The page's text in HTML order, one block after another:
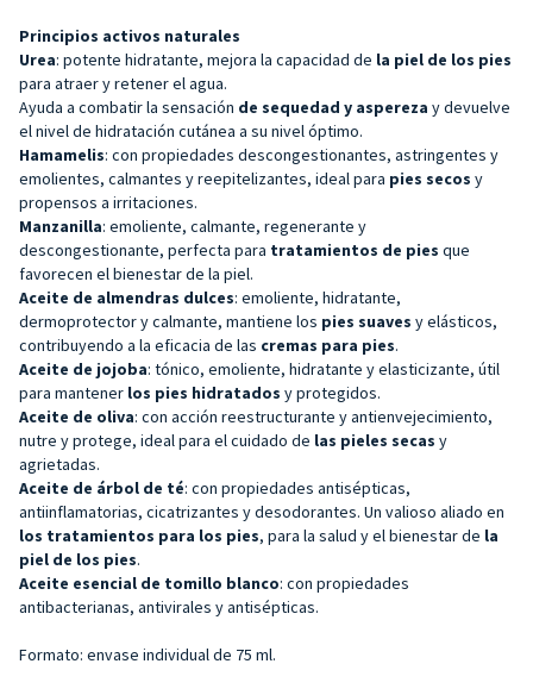
Principios activos naturales
Urea: potente hidratante, mejora la capacidad de la piel de los pies
para atraer y retener el agua.
Ayuda a combatir la sensación de sequedad y aspereza y devuelve
el nivel de hidratación cutánea a su nivel óptimo.
Hamamelis: con propiedades descongestionantes, astringentes y
emolientes, calmantes y reepitelizantes, ideal para pies secos y
propensos a irritaciones.
Manzanilla: emoliente, calmante, regenerante y
descongestionante, perfecta para tratamientos de pies que
favorecen el bienestar de la piel.
Aceite de almendras dulces: emoliente, hidratante,
dermoprotector y calmante, mantiene los pies suaves y elásticos,
contribuyendo a la eficacia de las cremas para pies.
Aceite de jojoba: tónico, emoliente, hidratante y elasticizante, útil
para mantener los pies hidratados y protegidos.
Aceite de oliva: con acción reestructurante y antienvejecimiento,
nutre y protege, ideal para el cuidado de las pieles secas y
agrietadas.
Aceite de árbol de té: con propiedades antisépticas,
antiinflamatorias, cicatrizantes y desodorantes. Un valioso aliado en
los tratamientos para los pies, para la salud y el bienestar de la
piel de los pies.
Aceite esencial de tomillo blanco: con propiedades
antibacterianas, antivirales y antisépticas.
Formato: envase individual de 75 ml.